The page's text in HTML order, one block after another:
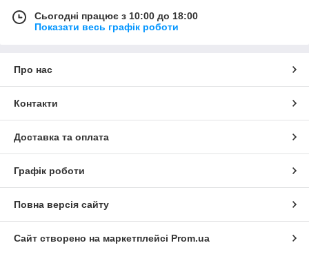
Сьогодні працює з 10:00 до 18:00
Показати весь графік роботи
Про нас
Контакти
Доставка та оплата
Графік роботи
Повна версія сайту
Сайт створено на маркетплейсі Prom.ua